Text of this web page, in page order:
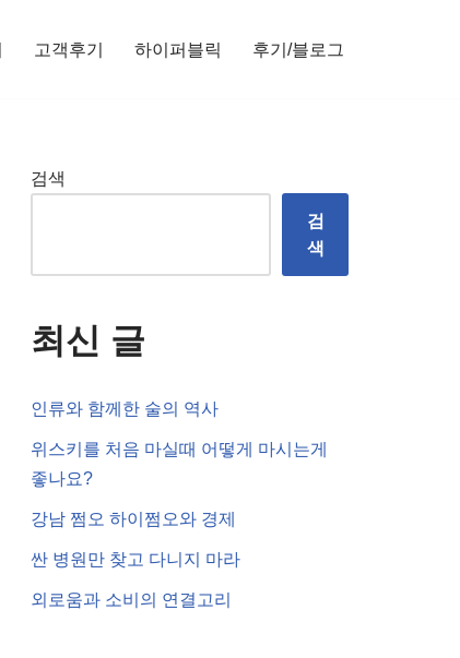
고객후기 하이퍼블릭 후기/블로그
검색
검
색
최신 글
인류와 함께한 술의 역사
위스키를 처음 마실때 어떻게 마시는게
좋나요?
강남 쩜오 하이쩜오와 경제
싼 병원만 찾고 다니지 마라
외로움과 소비의 연결고리